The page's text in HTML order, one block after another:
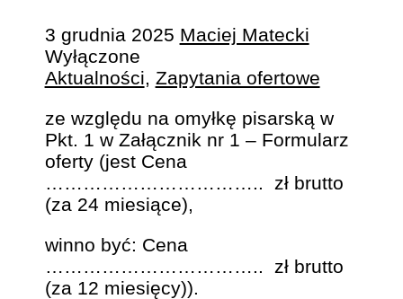
3 grudnia 2025 Maciej Matecki
Wyłączone
Aktualności, Zapytania ofertowe
ze względu na omyłkę pisarską w
Pkt. 1 w Załącznik nr 1 – Formularz
oferty (jest Cena
…………………………….. zł brutto
(za 24 miesiące),
winno być: Cena
…………………………….. zł brutto
(za 12 miesięcy)).